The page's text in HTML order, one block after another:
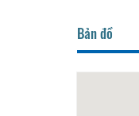
Bản đồ